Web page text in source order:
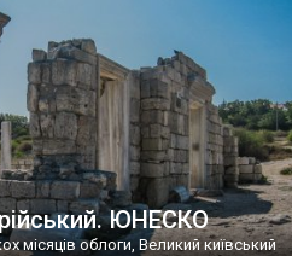
викрадені з фондів об’єкту
«Херсонеса Таврійського».
«Золото Візантії», але експерти та
це лише […]
ЮНЕСКО
місяців облоги, Великий київський